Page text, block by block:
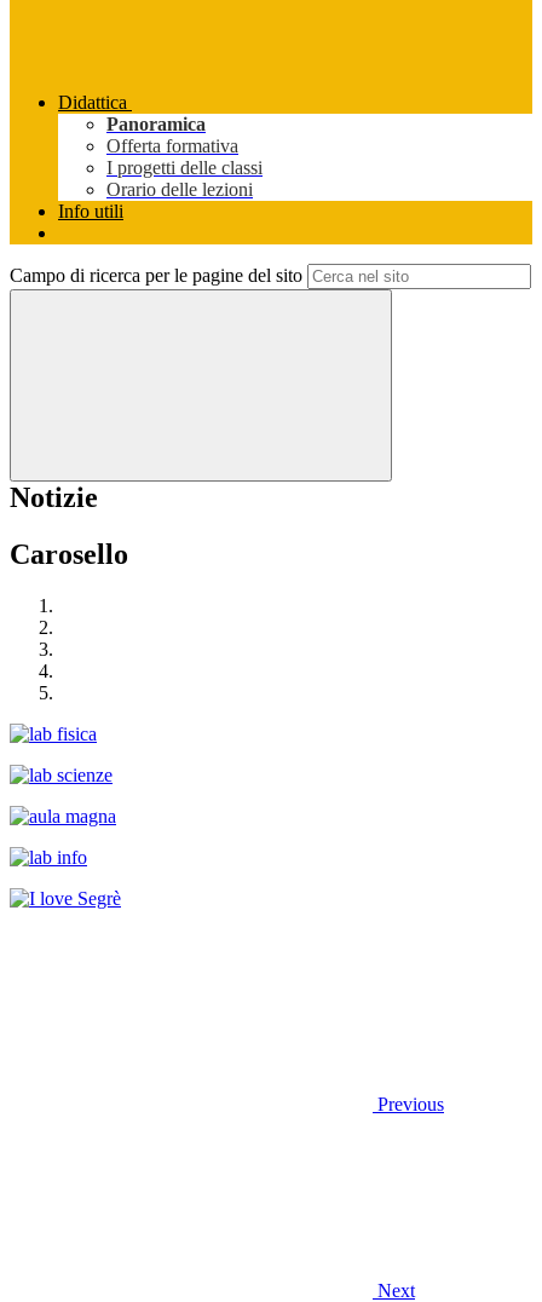
Didattica
Panoramica
Offerta formativa
I progetti delle classi
Orario delle lezioni
Info utili
Campo di ricerca per le pagine del sito
Notizie
Carosello
Previous
Next